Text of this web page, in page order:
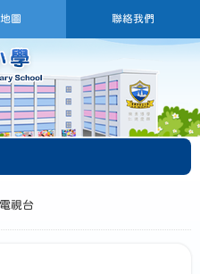
圖 聯絡我們
視台